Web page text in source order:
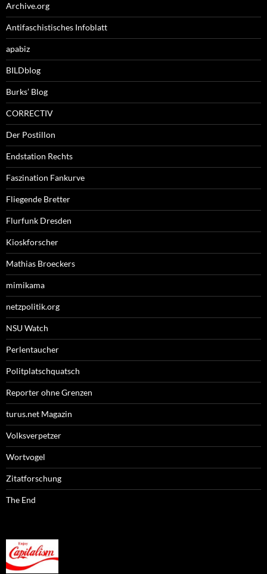
Archive.org
Antifaschistisches Infoblatt
apabiz
BILDblog
Burks’ Blog
CORRECTIV
Der Postillon
Endstation Rechts
Faszination Fankurve
Fliegende Bretter
Flurfunk Dresden
Kioskforscher
Mathias Broeckers
mimikama
netzpolitik.org
NSU Watch
Perlentaucher
Politplatschquatsch
Reporter ohne Grenzen
turus.net Magazin
Volksverpetzer
Wortvogel
Zitatforschung
The End